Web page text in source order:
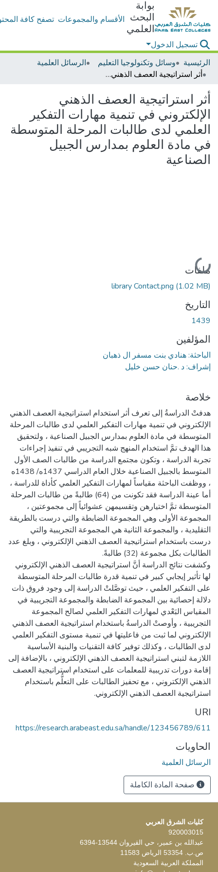
بوابة
البحث
العلمي
الأقسام والمجموعات تصفح كافة
تسجيل الدخول
الرئيسية
وسائل وتكنولوجيا التعليم
الرسائل العلمية
أثر استراتيجية العصف الذهني الإلكتروني في تنمية مهارات التفكير العلمي لدى طالبات المرحلة المتوسطة في مادة العلوم بمدارس الجبيل الصناعية
أثر استراتيجية العصف الذهني
الإلكتروني في تنمية مهارات التفكير
العلمي لدى طالبات المرحلة المتوسطة
في مادة العلوم بمدارس الجبيل
الصناعية
جاري التحميل...
ملفات
library Contact.png (1.02 MB)
التاريخ
1439
المؤلفين
الباحثة: هنادي بنت مسفر ال ذهبان
إشراف: د .حنان حسن خليل
خلاصة
هدفتْ الدراسةُ إلى تعرف أثر استخدام استراتيجية العصف الذهني
الإلكتروني في تنمية مهارات التفكير العلمي لدى طالبات المرحلة
المتوسطة في مادة العلوم بمدارس الجبيل الصناعية ، ولتحقيق
هذا الهدف تمَّ استخدام المنهج شبه التجريبي في تنفيذ إجراءات
تجربة الدراسة ، وتكون مجتمع الدراسة من طالبات الصف الأول
المتوسط بالجبيل الصناعية خلال العام الدراسي 1437ه/ 1438ه
، ووظفت الباحثة مقياساً لمهارات التفكير العلمي كأداة للدراسة ،
أما عينة الدراسة فقد تكونت من (64) طالبةً من طالبات المرحلة
المتوسطة تمَّ اختيارهن وتقسيمهن عشوائياً إلى مجموعتين ،
المجموعة الأولى وهي المجموعة الضابطة والتي درست بالطريقة
التقليدية ، والمجموعة الثانية هي المجموعة التجريبية والتي
درست باستخدام استراتيجية العصف الذهني الإلكتروني ، وبلغ عدد
وكشفت نتائج الدراسة أنَّ استراتيجية العصف الذهني الإلكتروني
لها تأثير إيجابي كبير في تنمية قدرة طالبات المرحلة المتوسطة
على التفكير العلمي ، حيث توصَّلتْ الدراسة إلى وجود فروق ذات
دلالة إحصائية بين المجموعة الضابطة والمجموعة التجريبية في
المقياس البَعْدي لمهارات التفكير العلمي لصالح المجموعة
التجريبية ، وأوصتْ الدراسةُ باستخدام استراتيجية العصف الذهني
الإلكتروني لما ثبت من فاعليتها في تنمية مستوى التفكير العلمي
لدى الطالبات ، وكذلك توفير كافة التقنيات والبنية الأساسية
اللازمة لتبني استراتيجية العصف الذهني الإلكتروني ، بالإضافة إلى
إقامة دورات تدريبية للمعلمات على استخدام استراتيجية العصف
الذهني الإلكتروني ، مع تحفيز الطالبات على التعلُّم باستخدام
استراتيجية العصف الذهني الإلكتروني.
URI
https://research.arabeast.edu.sa/handle/123456789/611
الحاويات
الرسائل العلمية
صفحة المادة الكاملة
كليات الشرق العربي
920003015
عبدالله بن عمير، حي القيروان 13544-6394
ص.ب. 53354 الرياض 11583
المملكة العربية السعودية